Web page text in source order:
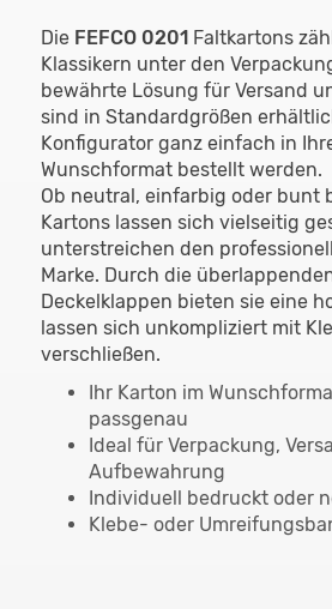
Die FEFCO 0201 Faltkartons
Klassikern unter den
bewährte Lösung für Versand
sind in Standardgrößen
Konfigurator ganz einfach in
Wunschformat bestellt werden.
Ob neutral, einfarbig oder bunt
Kartons lassen sich vielseitig
unterstreichen den
Marke. Durch die
Deckelklappen bieten sie eine
lassen sich unkompliziert mit
verschließen.
Ihr Karton im
passgenau
Ideal für Verpackung,
Aufbewahrung
Individuell bedruckt oder
Klebe- oder